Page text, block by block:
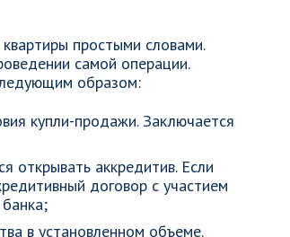
простыми словами.
самой операции.
образом:
купли-продажи. Заключается
открывать аккредитив. Если
договор с участием
в установленном объеме.